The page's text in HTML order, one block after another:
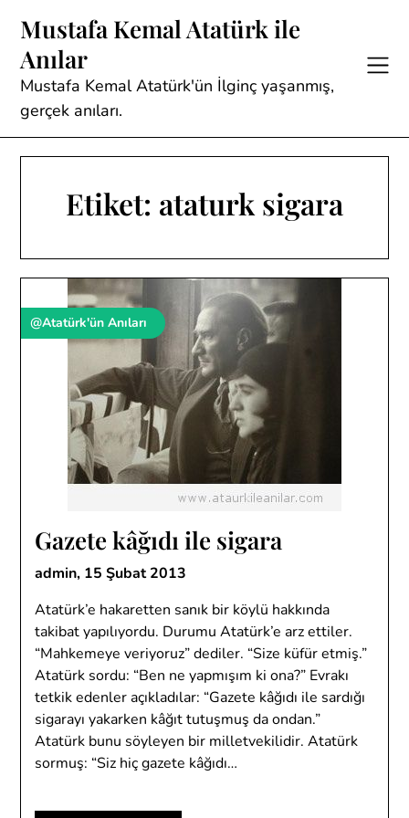
content
Mustafa Kemal Atatürk ile
Anılar
Mustafa Kemal Atatürk'ün İlginç yaşanmış,
gerçek anıları.
Etiket: ataturk sigara
@Atatürk'ün Anıları
Gazete kâğıdı ile sigara
admin, 15 Şubat 2013
Atatürk’e hakaretten sanık bir köylü hakkında
takibat yapılıyordu. Durumu Atatürk’e arz ettiler.
“Mahkemeye veriyoruz” dediler. “Size küfür etmiş.”
Atatürk sordu: “Ben ne yapmışım ki ona?” Evrakı
tetkik edenler açıkladılar: “Gazete kâğıdı ile sardığı
sigarayı yakarken kâğıt tutuşmuş da ondan.”
Atatürk bunu söyleyen bir milletvekilidir. Atatürk
sormuş: “Siz hiç gazete kâğıdı…